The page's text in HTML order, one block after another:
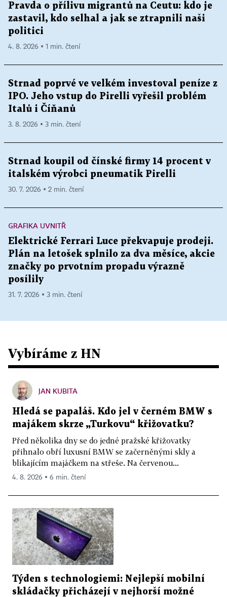
Pravda o přílivu migrantů na Ceutu: kdo je
zastavil, kdo selhal a jak se ztrapnili naši
politici
4. 8. 2026 ▪ 1 min. čtení
Strnad poprvé ve velkém investoval peníze z
IPO. Jeho vstup do Pirelli vyřešil problém
Italů i Číňanů
3. 8. 2026 ▪ 3 min. čtení
Strnad koupil od čínské firmy 14 procent v
italském výrobci pneumatik Pirelli
30. 7. 2026 ▪ 2 min. čtení
GRAFIKA UVNITŘ
Elektrické Ferrari Luce překvapuje prodeji.
Plán na letošek splnilo za dva měsíce, akcie
značky po prvotním propadu výrazně
posílily
31. 7. 2026 ▪ 3 min. čtení
Vybíráme z HN
JAN KUBITA
Hledá se papaláš. Kdo jel v černém BMW s
majákem skrze „Turkovu“ křižovatku?
Před několika dny se do jedné pražské křižovatky
přihnalo obří luxusní BMW se začerněnými skly a
blikajícím majáčkem na střeše. Na červenou...
4. 8. 2026 ▪ 6 min. čtení
Týden s technologiemi: Nejlepší mobilní
skládačky přicházejí v nejhorší možné